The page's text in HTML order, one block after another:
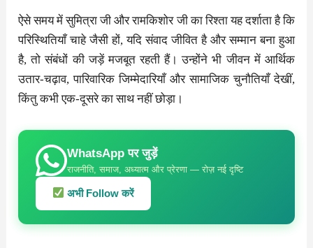
ऐसे समय में सुमित्रा जी और रामकिशोर जी का रिश्ता यह दर्शाता है कि
परिस्थितियाँ चाहे जैसी हों, यदि संवाद जीवित है और सम्मान बना हुआ
है, तो संबंधों की जड़ें मजबूत रहती हैं। उन्होंने भी जीवन में आर्थिक
उतार-चढ़ाव, पारिवारिक जिम्मेदारियाँ और सामाजिक चुनौतियाँ देखीं,
किंतु कभी एक-दूसरे का साथ नहीं छोड़ा।
WhatsApp पर जुड़ें
राजनीति, समाज, अध्यात्म और प्रेरणा — रोज़ नई दृष्टि
अभी Follow करें